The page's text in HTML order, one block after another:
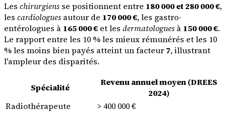
Les chirurgiens se positionnent entre 180 000 et 280 000 €,
les cardiologues autour de 170 000 €, les gastro-
entérologues à 165 000 € et les dermatologues à 150 000 €.
Le rapport entre les 10 % les mieux rémunérés et les 10
% les moins bien payés atteint un facteur 7, illustrant
l'ampleur des disparités.
Spécialité
Revenu annuel moyen (DREES
2024)
Radiothérapeute
> 400 000 €